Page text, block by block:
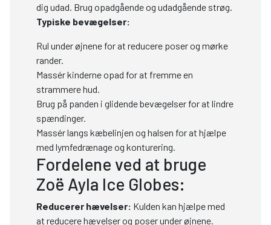
dig udad. Brug opadgående og udadgående strøg.
Typiske bevægelser:
Rul under øjnene for at reducere poser og mørke
rander.
Massér kinderne opad for at fremme en
strammere hud.
Brug på panden i glidende bevægelser for at lindre
spændinger.
Massér langs kæbelinjen og halsen for at hjælpe
med lymfedrænage og konturering.
Fordelene ved at bruge
Zoë Ayla Ice Globes:
Reducerer hævelser: Kulden kan hjælpe med
at reducere hævelser og poser under øjnene.